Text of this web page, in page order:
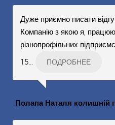
Дуже приємно писати
Компанію з якою я,
різнопрофільних
15
ПОДРОБНЕЕ
Полапа Наталя колишній